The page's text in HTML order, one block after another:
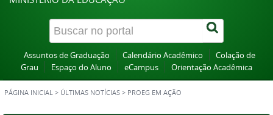
Assuntos de Graduação Calendário Acadêmico
Colação de
Grau
Espaço do Aluno eCampus Orientação Acadêmica
PÁGINA INICIAL > ÚLTIMAS NOTÍCIAS > PROEG EM AÇÃO